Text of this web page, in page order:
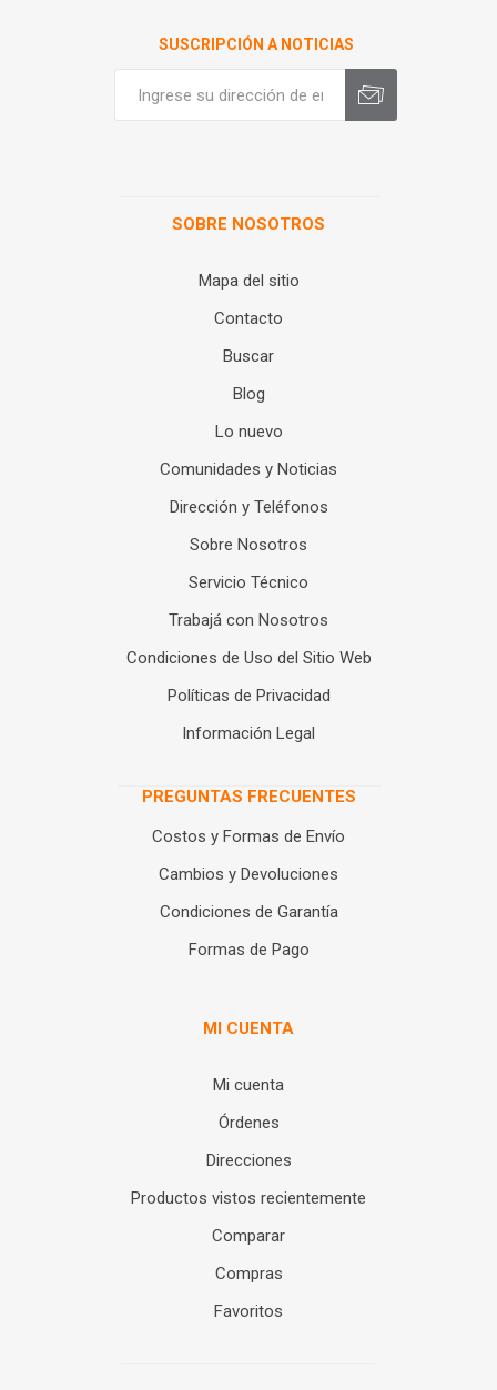
SUSCRIPCIÓN A NOTICIAS
SOBRE NOSOTROS
Mapa del sitio
Contacto
Buscar
Blog
Lo nuevo
Comunidades y Noticias
Dirección y Teléfonos
Sobre Nosotros
Servicio Técnico
Trabajá con Nosotros
Condiciones de Uso del Sitio Web
Políticas de Privacidad
Información Legal
PREGUNTAS FRECUENTES
Costos y Formas de Envío
Cambios y Devoluciones
Condiciones de Garantía
Formas de Pago
MI CUENTA
Mi cuenta
Órdenes
Direcciones
Productos vistos recientemente
Comparar
Compras
Favoritos